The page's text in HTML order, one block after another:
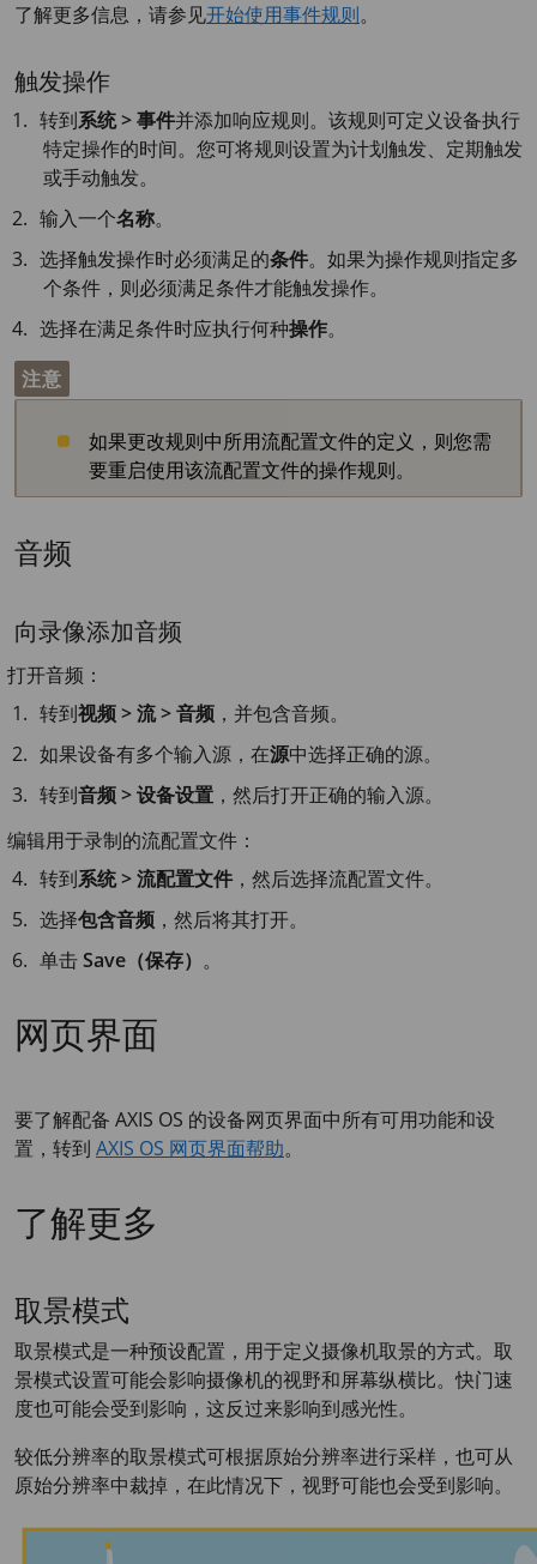
了解更多信息，请参见开始使用事件规则。
触发操作
转到系统 > 事件并添加响应规则。该规则可定义设备执行
特定操作的时间。您可将规则设置为计划触发、定期触发
或手动触发。
输入一个名称。
选择触发操作时必须满足的条件。如果为操作规则指定多
个条件，则必须满足条件才能触发操作。
选择在满足条件时应执行何种操作。
注意
如果更改规则中所用流配置文件的定义，则您需
要重启使用该流配置文件的操作规则。
音频
向录像添加音频
打开音频：
转到视频 > 流 > 音频 ，并包含音频。
如果设备有多个输入源，在源中选择正确的源。
转到音频 > 设备设置 ，然后打开正确的输入源。
编辑用于录制的流配置文件：
转到系统 > 流配置文件 ，然后选择流配置文件。
选择包含音频 ，然后将其打开。
单击Save（保存） 。
网页界面
要了解配备 AXIS OS 的设备网页界面中所有可用功能和设
置，转到 AXIS OS 网页界面帮助。
了解更多
取景模式
取景模式是一种预设配置，用于定义摄像机取景的方式。取
景模式设置可能会影响摄像机的视野和屏幕纵横比。快门速
度也可能会受到影响，这反过来影响到感光性。
较低分辨率的取景模式可根据原始分辨率进行采样，也可从
原始分辨率中裁掉，在此情况下，视野可能也会受到影响。